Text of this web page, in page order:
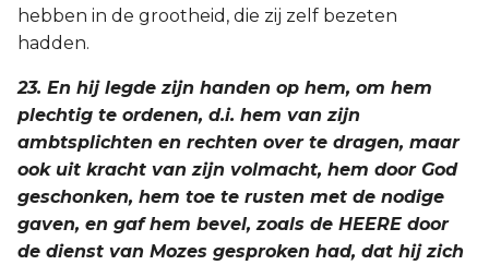
hebben in de grootheid, die zij zelf bezeten
hadden.
23. En hij legde zijn handen op hem, om hem
plechtig te ordenen, d.i. hem van zijn
ambtsplichten en rechten over te dragen, maar
ook uit kracht van zijn volmacht, hem door God
geschonken, hem toe te rusten met de nodige
gaven, en gaf hem bevel, zoals de HEERE door
de dienst van Mozes gesproken had, dat hij zich